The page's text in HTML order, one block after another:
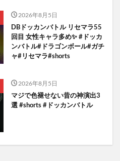
2026年8月5日
DBドッカンバトル リセマラ55
回目 女性キャラ多め✨️ #ドッカ
ンバトル#ドラゴンボール#ガチ
ャ#リセマラ#shorts
2026年8月5日
マジで色褪せない昔の神演出3
選 #shorts #ドッカンバトル